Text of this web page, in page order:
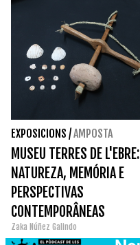
EXPOSICIONS /AMPOSTA
MUSEU TERRES DE L'EBRE:
NATUREZA, MEMÓRIA E
PERSPECTIVAS
CONTEMPORÂNEAS
Zaka Núñez Galindo